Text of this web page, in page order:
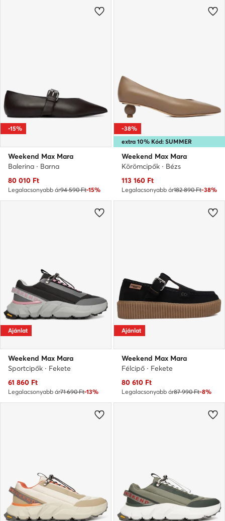
-15%
Weekend Max Mara
Balerina · Barna
Aktuális ár
80 010 Ft
Legalacsonyabb ár94 590 Ft-15%
extra 10% Kód: SUMMER
-38%
Weekend Max Mara
Körömcipők · Bézs
Aktuális ár
113 160 Ft
Legalacsonyabb ár182 890 Ft-38%
Ajánlat
Weekend Max Mara
Sportcipők · Fekete
Aktuális ár
61 860 Ft
Legalacsonyabb ár71 690 Ft-13%
Ajánlat
Weekend Max Mara
Félcipő · Fekete
Aktuális ár
80 610 Ft
Legalacsonyabb ár87 990 Ft-8%